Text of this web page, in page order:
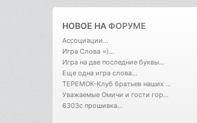
НОВОЕ НАФОРУМЕ
Ассоциации...
Игра Слова =)...
Игра на две последние буквы...
Еще одна игра слова...
ТЕРЕМОК-Клуб братьев наших ...
Уважаемые Омичи и гости гор...
6303с прошивка...